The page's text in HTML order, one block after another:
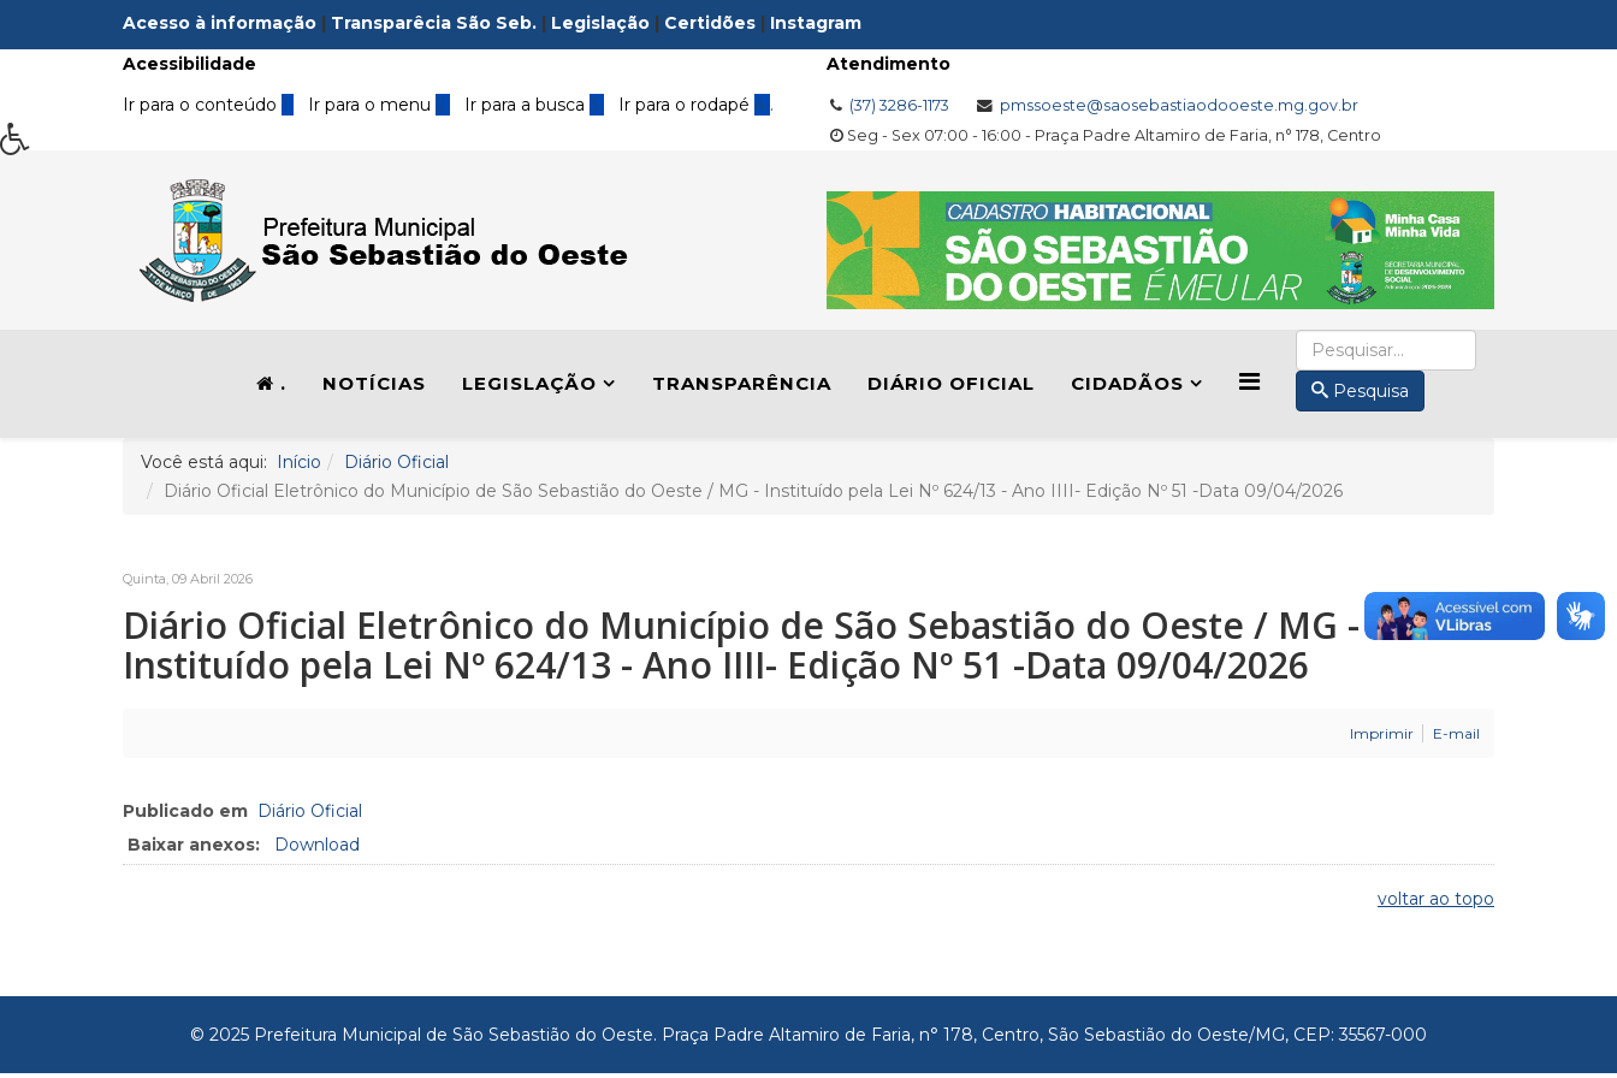
Acesso à informação | Transparêcia São Seb. | Legislação | Certidões | Instagram
Acessibilidade
Ir para o conteúdo 1 Ir para o menu 2 Ir para a busca3 Ir para o rodapé 4 .
Atendimento
(37) 3286-1173
pmssoeste@saosebastiaodooeste.mg.gov.br
Seg - Sex 07:00 - 16:00 - Praça Padre Altamiro de Faria, n° 178, Centro
. NOTÍCIAS LEGISLAÇÃO TRANSPARÊNCIA DIÁRIO OFICIAL CIDADÃOS Pesquisa
Você está aqui: Início
Diário Oficial
Diário Oficial Eletrônico do Município de São Sebastião do Oeste / MG - Instituído pela Lei Nº 624/13 - Ano IIII- Edição Nº 51 -Data 09/04/2026
Quinta, 09 Abril 2026
Diário Oficial Eletrônico do Município de São Sebastião do Oeste / MG -
Instituído pela Lei Nº 624/13 - Ano IIII- Edição Nº 51 -Data 09/04/2026
Imprimir E-mail
Publicado em Diário Oficial
Baixar anexos:
Download
voltar ao topo
© 2025 Prefeitura Municipal de São Sebastião do Oeste. Praça Padre Altamiro de Faria, n° 178, Centro, São Sebastião do Oeste/MG, CEP: 35567-000